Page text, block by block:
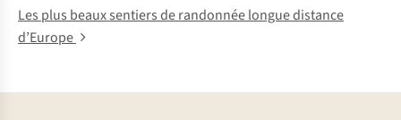
Les plus beaux sentiers de randonnée longue distance
d’Europe